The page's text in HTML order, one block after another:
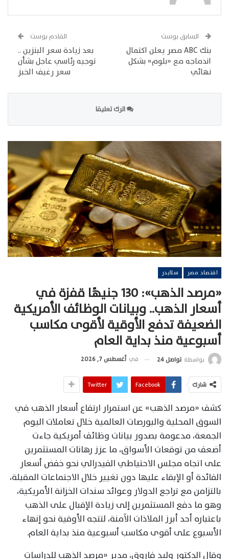
السابق بوست
بنك ABC مصر يعلن اكتمال
اندماجه مع «بلوم» بشكل
نهائي
القادم بوست
بعد زيادة سعر البنزين ..
توجيه رئاسي عاجل بشأن
سعر رغيف الخبز
اترك تعليقا
اقتصاد مصر سلايدر
«مرصد الذهب»: 130 جنيهًا قفزة في
أسعار الذهب.. وبيانات الوظائف الأمريكية
الضعيفة تدفع الأوقية لأقوى مكاسب
أسبوعية منذ بداية العام
بواسطة تواصل 24 في أغسطس 7, 2026
شارك Facebook
Twitter
كشف «مرصد الذهب» عن استمرار ارتفاع أسعار الذهب في
السوق المحلية والبورصات العالمية خلال تعاملات اليوم
الجمعة، مدعومة بصدور بيانات وظائف أمريكية جاءت
أضعف من توقعات الأسواق، ما عزز رهانات المستثمرين
على اتجاه مجلس الاحتياطي الفيدرالي نحو خفض أسعار
الفائدة أو الإبقاء عليها دون تغيير خلال الاجتماعات المقبلة،
بالتزامن مع تراجع الدولار وعوائد سندات الخزانة الأمريكية،
وهو ما دفع المستثمرين إلى زيادة الإقبال على الذهب
باعتباره أحد أبرز الملاذات الآمنة، لتتجه الأوقية نحو إنهاء
الأسبوع على أقوى مكاسب أسبوعية منذ بداية العام.
وقال الدكتور وليد فاروق، مدير «مرصد الذهب للدراسات